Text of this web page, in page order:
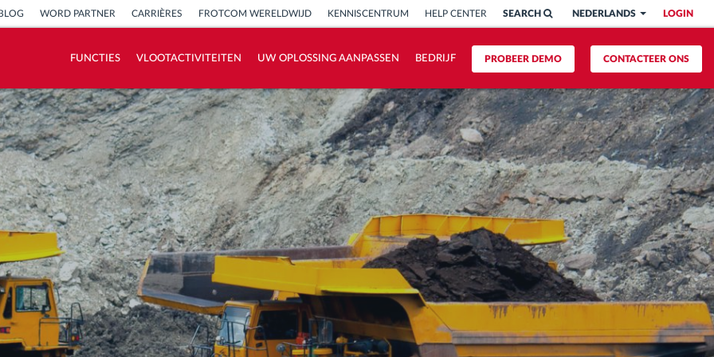
LOGIN
NEDERLANDS
SEARCH
WORD PARTNER CARRIÈRES FROTCOM WERELDWIJD KENNISCENTRUM HELP CENTER
CONTACTEER ONS
PROBEER DEMO
FUNCTIES VLOOTACTIVITEITEN UW OPLOSSING AANPASSEN BEDRIJF
Hoe we de noden van elke vlootactiviteit
oplossen
Besparingscalculator